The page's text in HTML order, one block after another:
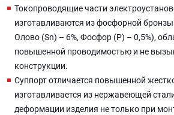
Токопроводящие части
изготавливаются из фосфорной
Олово (Sn) – 6%, Фосфор (P) – 0,5%),
повышенной проводимостью и не
конструкции.
Суппорт отличается повышенной
изготавливается из нержавеющей
деформации изделия не только при